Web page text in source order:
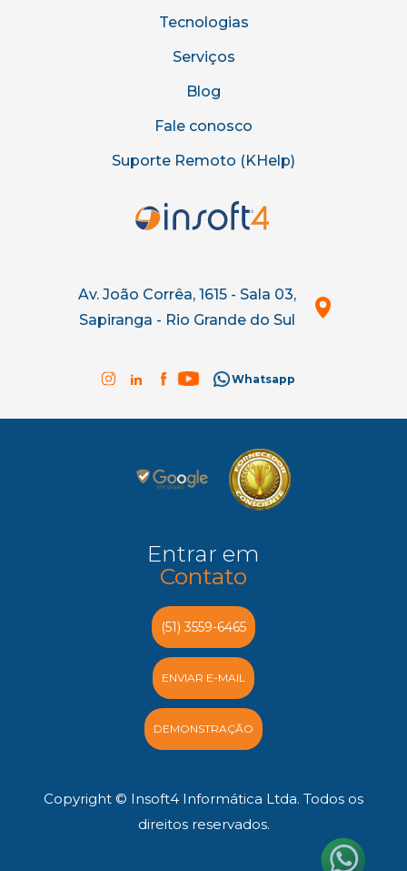
Tecnologias
Serviços
Blog
Fale conosco
Suporte Remoto (KHelp)
Av. João Corrêa, 1615 - Sala 03,
Sapiranga - Rio Grande do Sul
Whatsapp
Entrar em
Contato
(51) 3559-6465
ENVIAR E-MAIL
DEMONSTRAÇÃO
Copyright © Insoft4 Informática Ltda. Todos os
direitos reservados.